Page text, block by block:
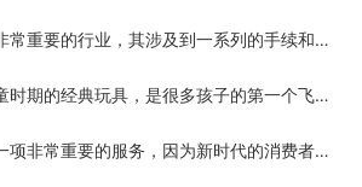
纸类加工是一项非常重要的行业，其涉及到一系列的手续和证件。在中国，从事纸类加工必须获得相关许可证以保证产品符合国家标准并遵循相关法规。下面是一些我们需要了解的手续
纸飞机是一种孩童时期的经典玩具，是很多孩子的第一个飞行物品。但其实，纸飞机也可以被广泛的应用于成人世界。有很多成人都对纸飞机折的技术很感兴趣，上千种的纸飞机折法为
卫生纸代加工是一项非常重要的服务，因为新时代的消费者对高品质、高性能的卫生纸需求不断提高，这使得许多卫生纸代加工公司获得了越来越多的商机。如何联系客户以获取新订单